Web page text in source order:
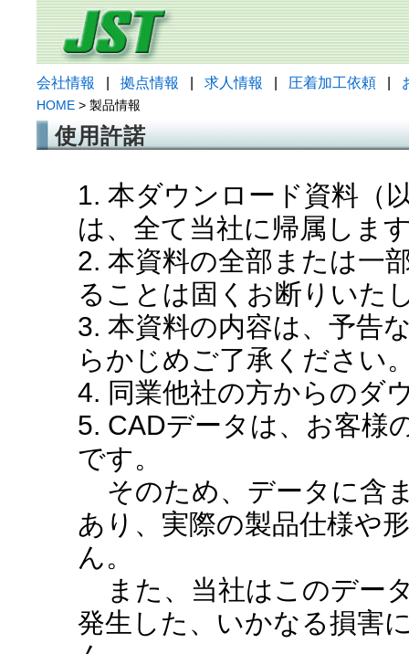
会社情報 拠点情報 求人情報 圧着加工依頼
HOME > 製品情報
使用許諾
1. 本ダウンロード資料（
は、全て当社に帰属しま
2. 本資料の全部または一
ることは固くお断りいた
3. 本資料の内容は、予告
らかじめご了承ください
4. 同業他社の方からのダ
5. CADデータは、お客様
です。
そのため、データに含
あり、実際の製品仕様や
ん。
また、当社はこのデー
発生した、いかなる損害